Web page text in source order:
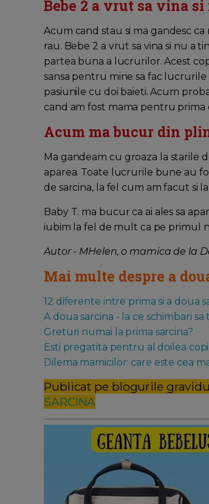
Bebe 2 a vrut sa vina
Acum cand stau si ma gandesc
rau. Bebe 2 a vrut sa vina si nu a
partea buna a lucrurilor. Acest
sansa pentru mine sa fac
pasiunile cu doi baieti. Acum
cand am fost mama pentru prima
Acum ma bucur din
Ma gandeam cu groaza la starile
aparea. Toate lucrurile bune au
de sarcina, la fel cum am facut si
Baby T. ma bucur ca ai ales sa
iubim la fel de mult ca pe primul
Autor - MHelen, o mamica de la
Mai multe despre a
12 diferente intre prima si a doua
A doua sarcina - la ce schimbari sa
Greturi numai la prima sarcina?
Esti pregatita pentru al doilea
Dilema mamicilor: care este cea
Publicat pe blogurile
SARCINA